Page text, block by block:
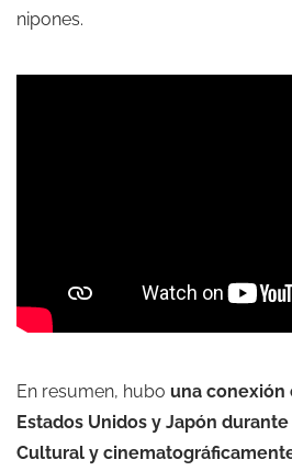
nipones.
En resumen, hubo una
Estados Unidos y Japón
Cultural y